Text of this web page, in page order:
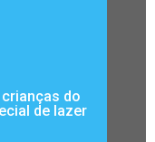
do
de lazer